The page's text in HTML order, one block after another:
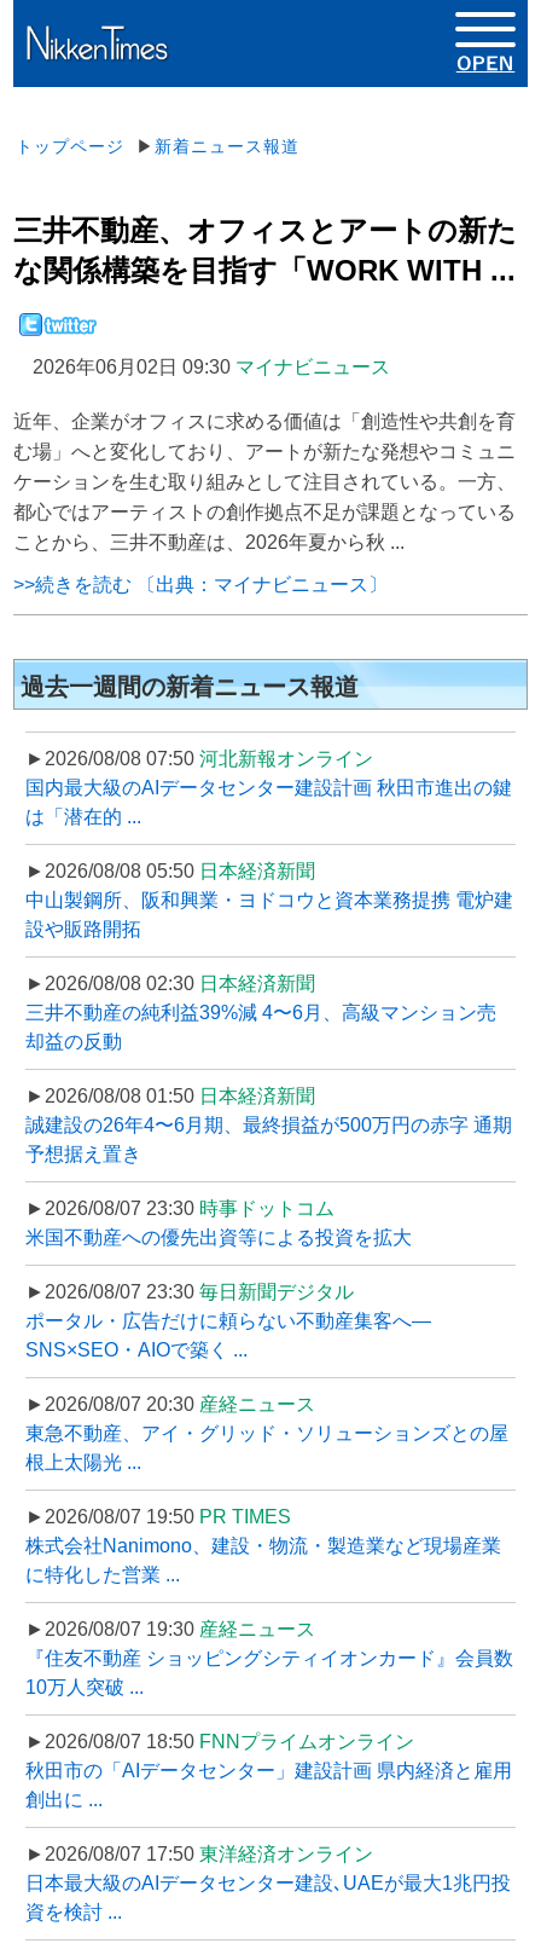
トップページ ▶ 新着ニュース報道
三井不動産、オフィスとアートの新た
な関係構築を目指す「WORK WITH ...
2026年06月02日 09:30 マイナビニュース
近年、企業がオフィスに求める価値は「創造性や共創を育
む場」へと変化しており、アートが新たな発想やコミュニ
ケーションを生む取り組みとして注目されている。一方、
都心ではアーティストの創作拠点不足が課題となっている
ことから、三井不動産は、2026年夏から秋 ...
>>続きを読む 〔出典：マイナビニュース〕
過去一週間の新着ニュース報道
►2026/08/08 07:50 河北新報オンライン
国内最大級のAIデータセンター建設計画 秋田市進出の鍵
は「潜在的 ...
►2026/08/08 05:50 日本経済新聞
中山製鋼所、阪和興業・ヨドコウと資本業務提携 電炉建
設や販路開拓
►2026/08/08 02:30 日本経済新聞
三井不動産の純利益39%減 4〜6月、高級マンション売
却益の反動
►2026/08/08 01:50 日本経済新聞
誠建設の26年4〜6月期、最終損益が500万円の赤字 通期
予想据え置き
►2026/08/07 23:30 時事ドットコム
米国不動産への優先出資等による投資を拡大
►2026/08/07 23:30 毎日新聞デジタル
ポータル・広告だけに頼らない不動産集客へ―
SNS×SEO・AIOで築く ...
►2026/08/07 20:30 産経ニュース
東急不動産、アイ・グリッド・ソリューションズとの屋
根上太陽光 ...
►2026/08/07 19:50 PR TIMES
株式会社Nanimono、建設・物流・製造業など現場産業
に特化した営業 ...
►2026/08/07 19:30 産経ニュース
『住友不動産 ショッピングシティイオンカード』会員数
10万人突破 ...
►2026/08/07 18:50 FNNプライムオンライン
秋田市の「AIデータセンター」建設計画 県内経済と雇用
創出に ...
►2026/08/07 17:50 東洋経済オンライン
日本最大級のAIデータセンター建設､UAEが最大1兆円投
資を検討 ...